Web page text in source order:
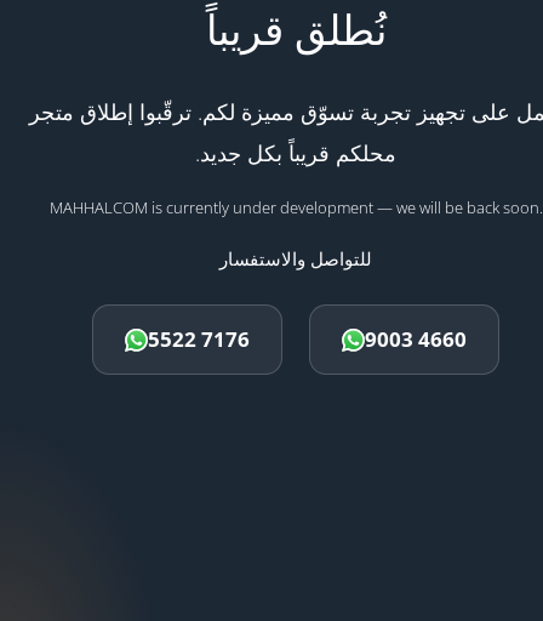
نُطلق قريباً
على تجهيز تجربة تسوّق مميزة لكم. ترقّبوا إطلاق متجر
محلكم قريباً بكل جديد.
MAHHALCOM is currently under development — we will be back soon.
للتواصل والاستفسار
5522 7176 9003 4660